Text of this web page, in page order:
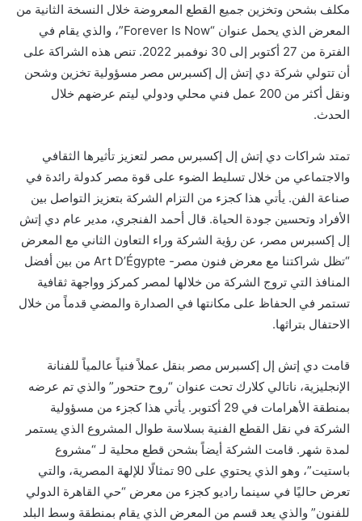
مكلف بشحن وتخزين جميع القطع المعروضة خلال النسخة الثانية من
المعرض الذي يحمل عنوان “Forever Is Now”، والذي يقام في
الفترة من 27 أكتوبر إلى 30 نوفمبر 2022. تنص هذه الشراكة على
أن تتولي شركة دي إتش إل إكسبرس مصر مسؤولية تخزين وشحن
ونقل أكثر من 200 عمل فني محلي ودولي ليتم عرضهم خلال
الحدث.
تمتد شراكات دي إتش إل إكسبرس مصر لتعزيز تأثيرها الثقافي
والاجتماعي من خلال تسليط الضوء على قوة مصر كدولة رائدة في
صناعة الفن. يأتي هذا كجزء من التزام الشركة بتعزيز التواصل بين
الأفراد وتحسين جودة الحياة. قال أحمد الفنجري، مدير عام دي إتش
إل إكسبرس مصر، عن رؤية الشركة وراء التعاون الثاني مع المعرض
“تظل شراكتنا مع معرض فنون مصر- Art D’Égypte من بين أفضل
المنافذ التي تروج الشركة من خلالها لمصر كمركز وواجهة ثقافية
تستمر في الحفاظ على مكانتها في الصدارة والمضي قدماً من خلال
الاحتفال بتراثها.
قامت دي إتش إل إكسبرس مصر بنقل عملاً فنياً عالمياً للفنانة
الإنجليزية، ناتالي كلارك تحت عنوان “روح حتحور” والذي تم عرضه
بمنطقة الأهرامات في 29 أكتوبر. يأتي هذا كجزء من مسؤولية
الشركة في نقل القطع الفنية بسلاسة طوال المشروع الذي يستمر
لمدة شهر. قامت الشركة أيضاً بشحن قطع محلية لـ “مشروع
باستيت”، وهو الذي يحتوي على 90 تمثالًا للإلهة المصرية، والتي
تعرض حاليًا في سينما راديو كجزء من معرض “حي القاهرة الدولي
للفنون” والذي يعد قسم من المعرض الذي يقام بمنطقة وسط البلد